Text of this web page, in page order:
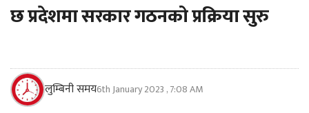
छ प्रदेशमा सरकार गठनको प्रक्रिया सुरु
लुम्बिनी समय6th January 2023 , 7:08 AM